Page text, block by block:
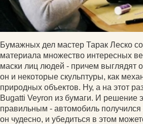
Бумажных дел мастер Тарак Леско
материала множество интересных
маски лиц людей - причем выглядят
он и некоторые скульптуры, как
природных объектов. Ну, а на этот
Bugatti Veyron из бумаги. И решение
правильным - автомобиль получился
он чудесно, и убедиться в этом